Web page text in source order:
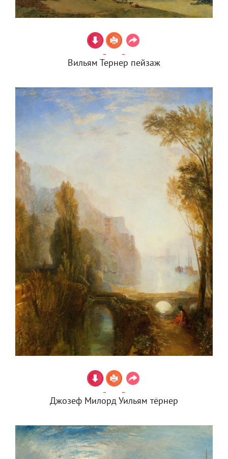
Вильям Тернер пейзаж
Джозеф Милорд Уильям тёрнер